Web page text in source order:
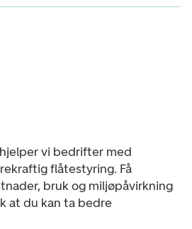
vi bedrifter med
flåtestyring. Få
bruk og miljøpåvirkning
at du kan ta bedre